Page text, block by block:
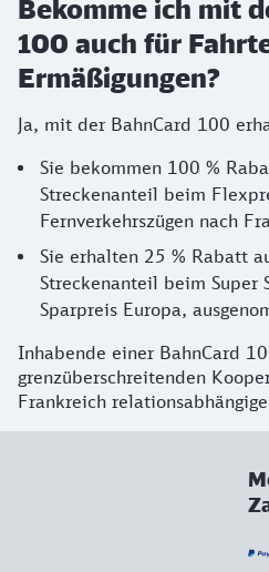
Bekomme ich mit
100 auch für
Ermäßigungen?
Ja, mit der BahnCard 100
Sie bekommen 100 %
Streckenanteil beim
Fernverkehrszügen nach
Sie erhalten 25 % Rabatt
Streckenanteil beim Super
Sparpreis Europa,
Inhabende einer BahnCard
grenzüberschreitenden
Frankreich